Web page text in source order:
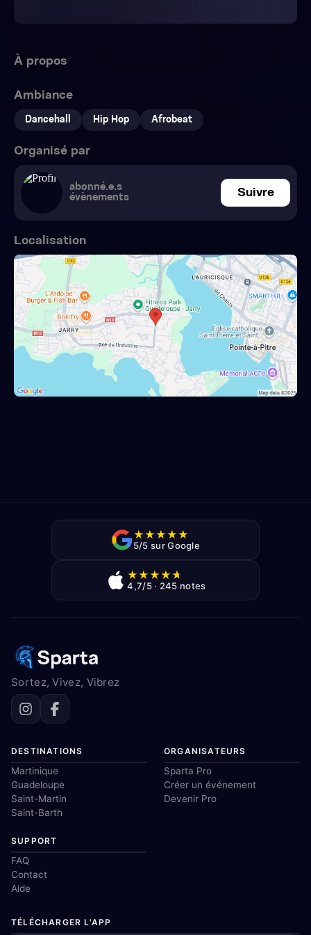
À propos
Ambiance
Dancehall Hip Hop Afrobeat
Organisé par
abonné.e.s
évènements
Suivre
Localisation
★★★★★
5/5 sur Google
★★★★★
4,7/5 · 245 notes
Sortez, Vivez, Vibrez
DESTINATIONS
Martinique
Guadeloupe
Saint-Martin
Saint-Barth
ORGANISATEURS
Sparta Pro
Créer un événement
Devenir Pro
SUPPORT
FAQ
Contact
Aide
TÉLÉCHARGER L'APP